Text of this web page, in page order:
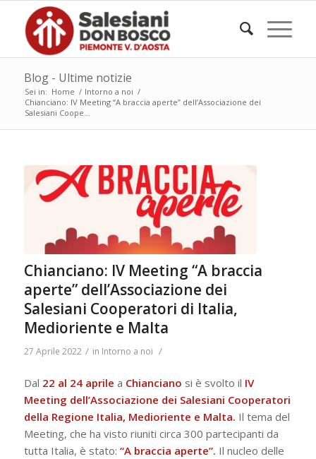
Blog - Ultime notizie
Sei in: Home / Intorno a noi /
Chianciano: IV Meeting “A braccia aperte” dell’Associazione dei
Salesiani Coope...
Chianciano: IV Meeting “A braccia
aperte” dell’Associazione dei
Salesiani Cooperatori di Italia,
Medioriente e Malta
27 Aprile 2022 / in Intorno a noi /
Dal 22 al 24 aprile a Chianciano si è svolto il IV
Meeting dell’Associazione dei Salesiani Cooperatori
della Regione Italia, Medioriente e Malta. Il tema del
Meeting, che ha visto riuniti circa 300 partecipanti da
tutta Italia, è stato: “A braccia aperte”. Il nucleo delle